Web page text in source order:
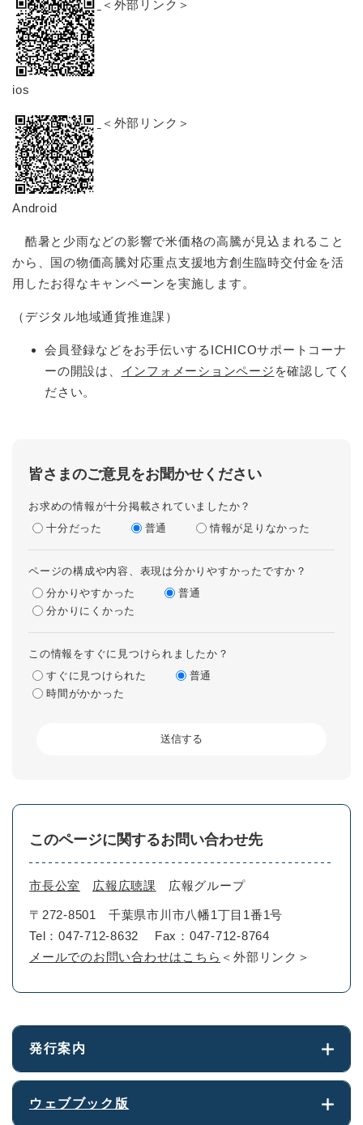
＜外部リンク＞
ios
＜外部リンク＞
Android
酷暑と少雨などの影響で米価格の高騰が見込まれること
から、国の物価高騰対応重点支援地方創生臨時交付金を活
用したお得なキャンペーンを実施します。
（デジタル地域通貨推進課）
会員登録などをお手伝いするICHICOサポートコーナ
ーの開設は、 インフォメーションページ を確認してく
ださい。
皆さまのご意見をお聞かせください
お求めの情報が十分掲載されていましたか？
十分だった
普通 情報が足りなかった
ページの構成や内容、表現は分かりやすかったですか？
分かりやすかった
普通
分かりにくかった
この情報をすぐに見つけられましたか？
すぐに見つけられた
普通
時間がかかった
このページに関するお問い合わせ先
市長公室 広報広聴課 広報グループ
〒272-8501
千葉県市川市八幡1丁目1番1号
Tel：047-712-8632
Fax：047-712-8764
メールでのお問い合わせはこちら ＜外部リンク＞
発行案内
ウェブブック版